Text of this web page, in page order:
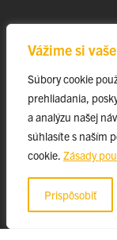
Vážime si
Súbory cookie
prehliadania,
a analýzu našej
súhlasíte s naším
cookie. Zásady
Prispôsobiť
Projekty
Špičkové tímy
TIP-UPJŠ
Vedecké parky
Evidencia
Habilitačné a